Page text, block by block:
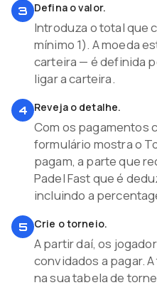
3 Defina o valor.
Introduza o total que
mínimo 1). A moeda
carteira — é definida
ligar a carteira.
4 Reveja o detalhe.
Com os pagamentos
formulário mostra o
pagam, a parte que
Padel Fast que é
incluindo a
5 Crie o torneio.
A partir daí, os
convidados a pagar.
na sua tabela de